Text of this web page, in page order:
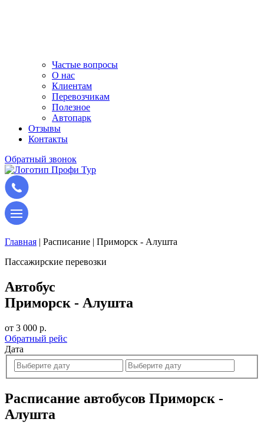
Частые вопросы
О нас
Клиентам
Перевозчикам
Полезное
Автопарк
Отзывы
Контакты
Обратный звонок
Главная | Расписание | Приморск - Алушта
Пассажирские перевозки
Автобус
Приморск - Алушта
от 3 000 р.
Обратный рейс
Дата
Расписание автобусов Приморск -
Алушта